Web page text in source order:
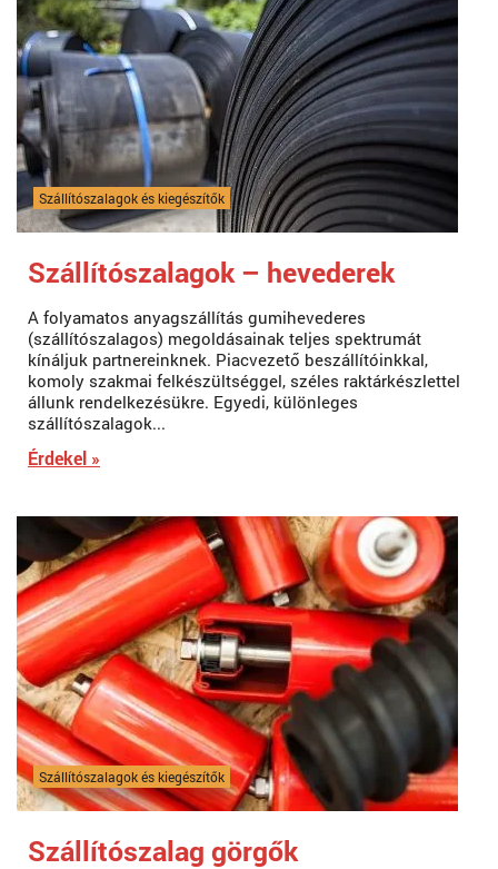
Szállítószalagok és kiegészítők
Szállítószalagok – hevederek
A folyamatos anyagszállítás gumihevederes
(szállítószalagos) megoldásainak teljes spektrumát
kínáljuk partnereinknek. Piacvezető beszállítóinkkal,
komoly szakmai felkészültséggel, széles raktárkészlettel
állunk rendelkezésükre. Egyedi, különleges
szállítószalagok...
Érdekel »
Szállítószalagok és kiegészítők
Szállítószalag görgők